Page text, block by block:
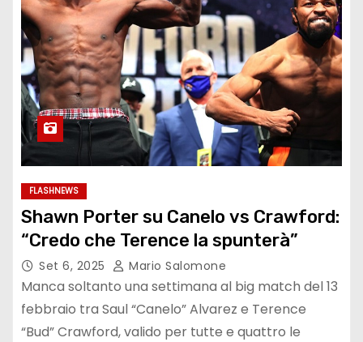
FLASHNEWS
Shawn Porter su Canelo vs Crawford:
“Credo che Terence la spunterà”
Set 6, 2025 Mario Salomone
Manca soltanto una settimana al big match del 13
febbraio tra Saul “Canelo” Alvarez e Terence
“Bud” Crawford, valido per tutte e quattro le